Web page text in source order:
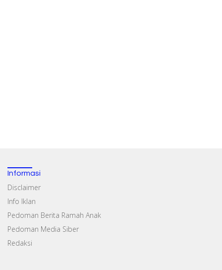
Informasi
Disclaimer
Info Iklan
Pedoman Berita Ramah Anak
Pedoman Media Siber
Redaksi